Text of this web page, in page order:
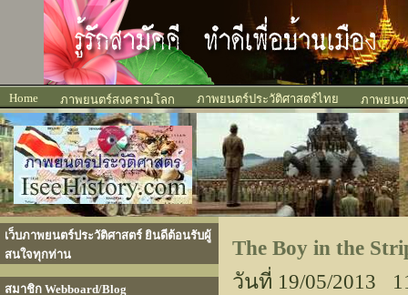
Home ภาพยนตร์สงครามโลก ภาพยนตร์ประวัติศาสตร์ไทย ภาพยนต
เว็บภาพยนตร์ประวัติศาสตร์ ยินดีต้อนรับผู้
สนใจทุกท่าน
สมาชิก Webboard/Blog
The Boy in the
วันที่ 19/05/2013